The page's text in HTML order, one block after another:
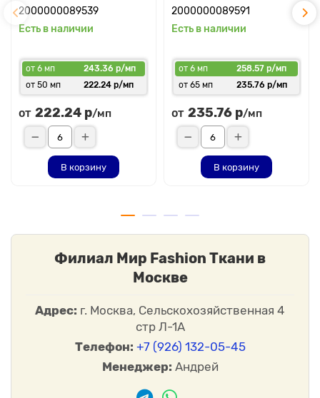
2000000089539
Есть в наличии
от 6 мп
243.36 р/мп
от 50 мп
222.24 р/мп
от 222.24 р/мп
В корзину
2000000089591
Есть в наличии
от 6 мп
258.57 р/мп
от 65 мп
235.76 р/мп
от 235.76 р/мп
В корзину
Филиал Мир Fashion Ткани в
Москве
Адрес: г. Москва, Сельскохозяйственная 4
стр Л-1А
Телефон: +7 (926) 132-05-45
Менеджер: Андрей